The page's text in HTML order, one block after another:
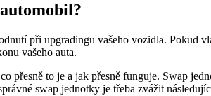
při upgradingu vašeho vozidla.
vašeho auta.
přesně to je a jak přesně funguje. Swap
swap jednotky je třeba zvážit